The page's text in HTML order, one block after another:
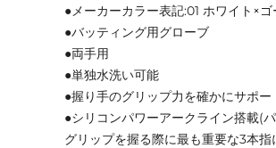
●メーカーカラー表記:01 ホワイト×ゴ
●バッティング用グローブ
●両手用
●単独水洗い可能
●握り手のグリップ力を確かにサポ
●シリコンパワーアークライン搭載(
グリップを握る際に最も重要な3本